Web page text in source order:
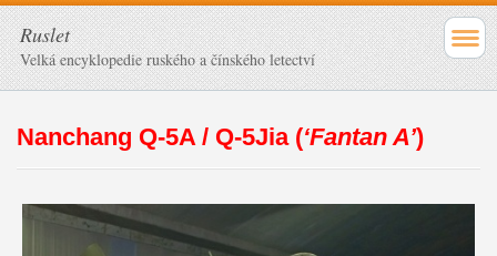
Ruslet
Velká encyklopedie ruského a čínského letectví
Nanchang Q-5A / Q-5Jia (‘Fantan A’)